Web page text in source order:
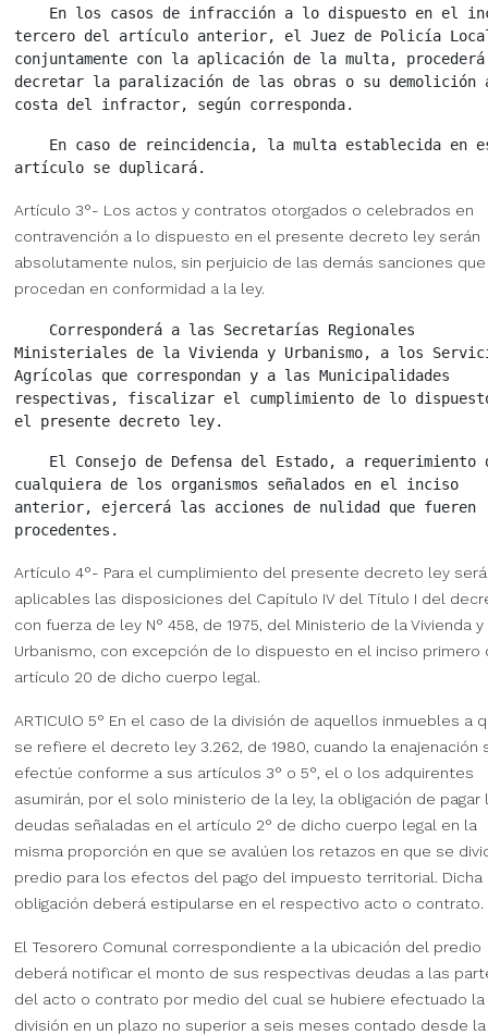
En los casos de infracción a lo dispuesto en el
tercero del artículo anterior, el Juez de Policía
conjuntamente con la aplicación de la multa,
decretar la paralización de las obras o su demolición
En caso de reincidencia, la multa establecida en
Artículo 3°- Los actos y contratos otorgados o celebrados en
contravención a lo dispuesto en el presente decreto ley serán
absolutamente nulos, sin perjuicio de las demás sanciones que
procedan en conformidad a la ley.
    Corresponderá a las Secretarías Regionales
Ministeriales de la Vivienda y Urbanismo, a los
Agrícolas que correspondan y a las Municipalidades
respectivas, fiscalizar el cumplimiento de lo
El Consejo de Defensa del Estado, a requerimiento
cualquiera de los organismos señalados en el inciso
anterior, ejercerá las acciones de nulidad que fueren
Artículo 4°- Para el cumplimiento del presente decreto ley
aplicables las disposiciones del Capítulo IV del Título I del
con fuerza de ley N° 458, de 1975, del Ministerio de la Vivienda y
Urbanismo, con excepción de lo dispuesto en el inciso primero
artículo 20 de dicho cuerpo legal.
ARTICUlO 5° En el caso de la división de aquellos inmuebles a
se refiere el decreto ley 3.262, de 1980, cuando la enajenación
efectúe conforme a sus artículos 3° o 5°, el o los adquirentes
asumirán, por el solo ministerio de la ley, la obligación de pagar
deudas señaladas en el artículo 2° de dicho cuerpo legal en la
misma proporción en que se avalúen los retazos en que se
predio para los efectos del pago del impuesto territorial. Dicha
obligación deberá estipularse en el respectivo acto o contrato.
El Tesorero Comunal correspondiente a la ubicación del predio
deberá notificar el monto de sus respectivas deudas a las
del acto o contrato por medio del cual se hubiere efectuado la
división en un plazo no superior a seis meses contado desde la